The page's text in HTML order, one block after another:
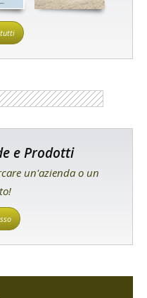
tutti
e Prodotti
un'azienda o un